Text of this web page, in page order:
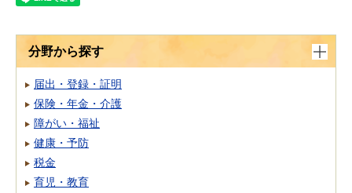
分野から探す
届出・登録・証明
保険・年金・介護
障がい・福祉
健康・予防
税金
育児・教育